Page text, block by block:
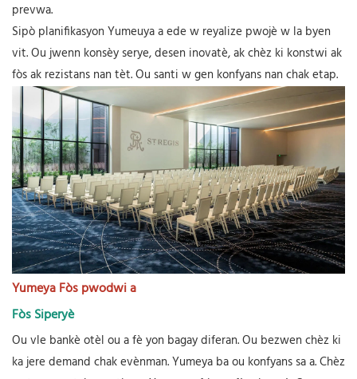
prevwa.
Sipò planifikasyon Yumeuya a ede w reyalize pwojè w la byen
vit. Ou jwenn konsèy serye, desen inovatè, ak chèz ki konstwi ak
fòs ak rezistans nan tèt. Ou santi w gen konfyans nan chak etap.
Yumeya Fòs pwodwi a
Fòs Siperyè
Ou vle bankè otèl ou a fè yon bagay diferan. Ou bezwen chèz ki
ka jere demand chak evènman. Yumeya ba ou konfyans sa a. Chèz